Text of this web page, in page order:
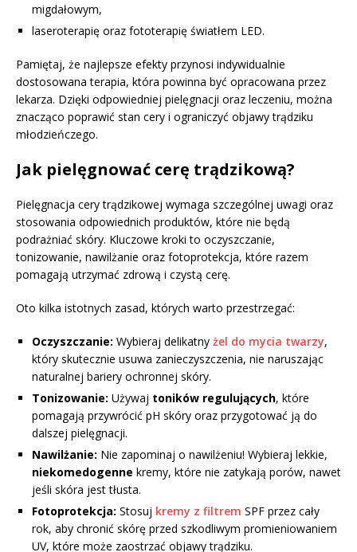
migdałowym,
laseroterapię oraz fototerapię światłem LED.
Pamiętaj, że najlepsze efekty przynosi indywidualnie
dostosowana terapia, która powinna być opracowana przez
lekarza. Dzięki odpowiedniej pielęgnacji oraz leczeniu, można
znacząco poprawić stan cery i ograniczyć objawy trądziku
młodzieńczego.
Jak pielęgnować cerę trądzikową?
Pielęgnacja cery trądzikowej wymaga szczególnej uwagi oraz
stosowania odpowiednich produktów, które nie będą
podrażniać skóry. Kluczowe kroki to oczyszczanie,
tonizowanie, nawilżanie oraz fotoprotekcja, które razem
pomagają utrzymać zdrową i czystą cerę.
Oto kilka istotnych zasad, których warto przestrzegać:
Oczyszczanie: Wybieraj delikatny żel do mycia twarzy,
który skutecznie usuwa zanieczyszczenia, nie naruszając
naturalnej bariery ochronnej skóry.
Tonizowanie: Używaj toników regulujących, które
pomagają przywrócić pH skóry oraz przygotować ją do
dalszej pielęgnacji.
Nawilżanie: Nie zapominaj o nawilżeniu! Wybieraj lekkie,
niekomedogenne kremy, które nie zatykają porów, nawet
jeśli skóra jest tłusta.
Fotoprotekcja: Stosuj kremy z filtrem SPF przez cały
rok, aby chronić skórę przed szkodliwym promieniowaniem
UV, które może zaostrzać objawy trądziku.